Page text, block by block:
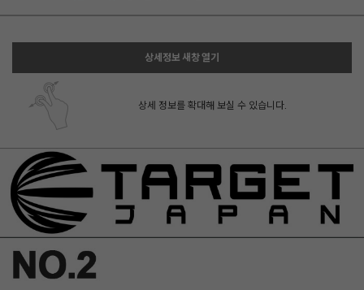
상세정보 새창 열기
상세 정보를 확대해 보실 수 있습니다.